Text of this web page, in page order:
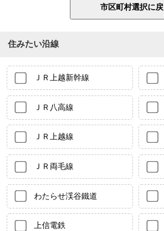
住みたい沿線
ＪＲ上越新幹線
ＪＲ八高線
ＪＲ上越線
ＪＲ両毛線
わたらせ渓谷鐵道
上信電鉄